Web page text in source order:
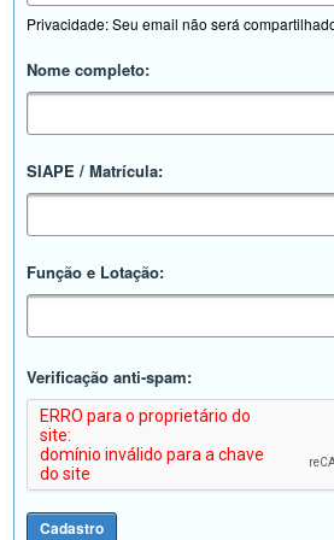
Privacidade: Seu email não será
Nome completo:
SIAPE / Matrícula:
Função e Lotação:
Verificação anti-spam: